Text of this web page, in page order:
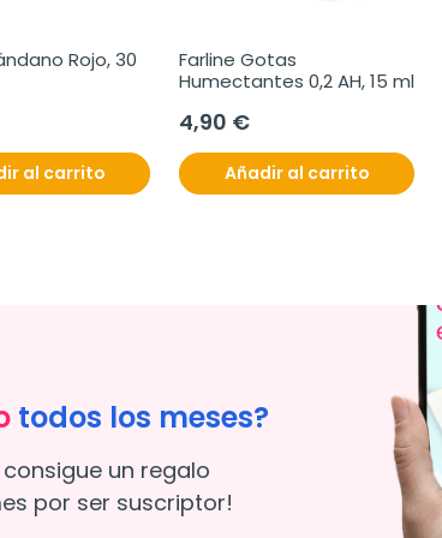
Rojo, 30
al carrito
Farline Gotas
Humectantes 0,2 AH, 15 ml
4,90 €
Añadir al carrito
todos los meses?
un regalo
por ser suscriptor!